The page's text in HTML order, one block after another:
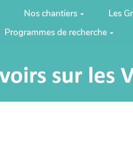
Nos chantiers Les
Programmes de recherche